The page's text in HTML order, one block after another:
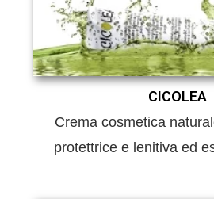
CICOLEA
Crema cosmetica
protettrice e lenitiva ed